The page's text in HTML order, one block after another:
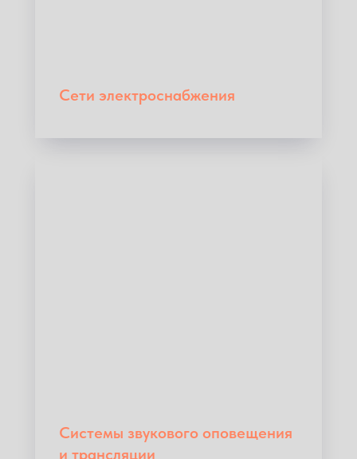
Сети электроснабжения
Системы звукового оповещения
и трансляции